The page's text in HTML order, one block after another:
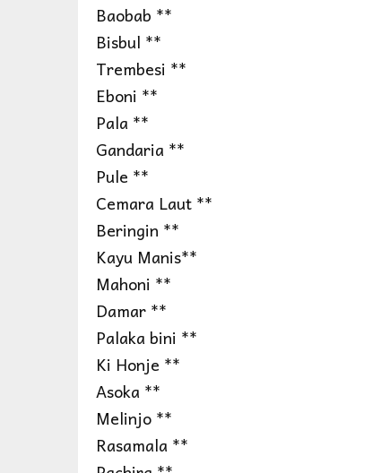
Baobab **
Bisbul **
Trembesi **
Eboni **
Pala **
Gandaria **
Pule **
Cemara Laut **
Beringin **
Kayu Manis**
Mahoni **
Damar **
Palaka bini **
Ki Honje **
Asoka **
Melinjo **
Rasamala **